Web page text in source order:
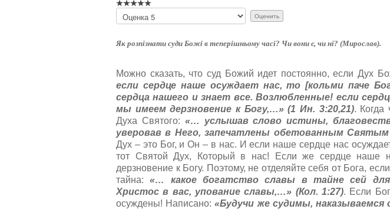
П
о
а
й
с
т
а
,
о
ц
е
н
и
т
е
Як розпізнати суди Божі в теперішньому часі? Чи вони є, чи ні? (Мирослав).
Можно сказать, что суд Божий идет постоянно, если Дух
если сердце наше осуждает нас, то [кольми паче
сердца нашего и знает все. Возлюбленные! если
мы имеем дерзновение к Богу,…» (1 Ин. 3:20,21). Когда
Духа Святого: «… услышав слово истины,
уверовав в Него, запечатлены обетованным
Дух – это Бог, и Он – в нас. И если наше сердце нас
тот Святой Дух, Который в нас! Если же сердце наше
дерзновение к Богу. Поэтому, не отделяйте себя от Бога,
тайна:«… какое богатство славы в тайне сей
Христос в вас, упование славы,…» (Кол. 1:27). Если
осуждены! Написано:«Будучи же судимы,